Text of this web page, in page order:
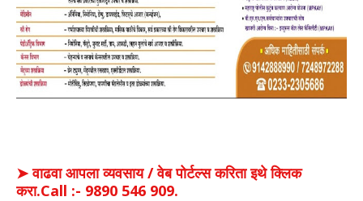
➤ वाढवा आपला व्यवसाय / वेब पोर्टल्स करिता इथे क्लिक
करा.Call :- 9890 546 909.